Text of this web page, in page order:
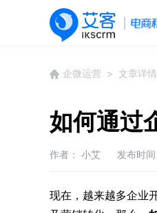
企微运营 > 文章详情
如何通过
作者： 小艾 发布时
现在，越来越多企业